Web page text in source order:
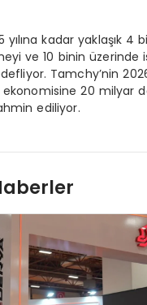
yılına kadar yaklaşık 4
ve 10 binin üzerinde
Tamchy’nin
ekonomisine 20 milyar
ediliyor.